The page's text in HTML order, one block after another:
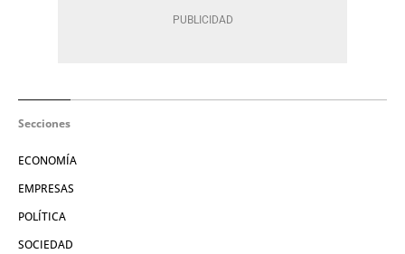
Secciones
ECONOMÍA
EMPRESAS
POLÍTICA
SOCIEDAD